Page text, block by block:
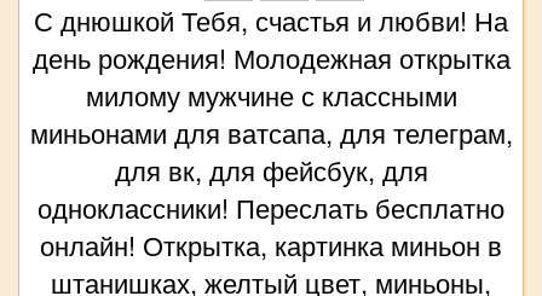
С днюшкой Тебя, счастья и любви! На
день рождения! Молодежная открытка
милому мужчине с классными
миньонами для ватсапа, для телеграм,
для вк, для фейсбук, для
одноклассники! Переслать бесплатно
онлайн! Открытка, картинка миньон в
штанишках, желтый цвет, миньоны,